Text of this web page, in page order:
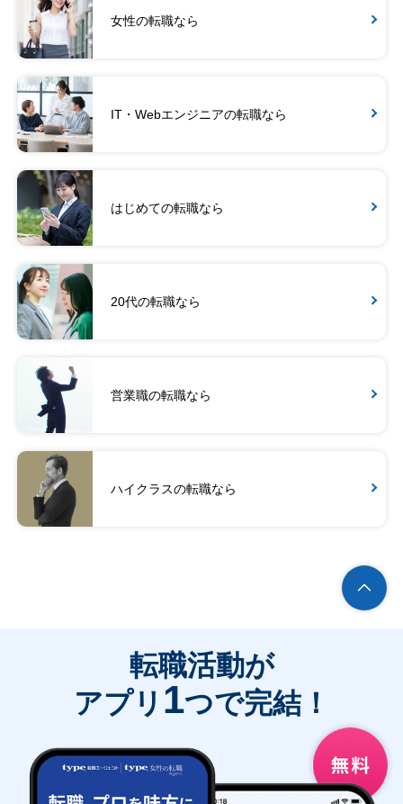
女性の転職なら
IT・Webエンジニアの転職なら
はじめての転職なら
20代の転職なら
営業職の転職なら
ハイクラスの転職なら
転職活動が
アプリ 1つで完結！